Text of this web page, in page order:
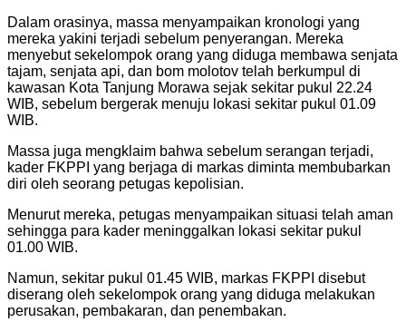
Dalam orasinya, massa menyampaikan kronologi yang
mereka yakini terjadi sebelum penyerangan. Mereka
menyebut sekelompok orang yang diduga membawa senjata
tajam, senjata api, dan bom molotov telah berkumpul di
kawasan Kota Tanjung Morawa sejak sekitar pukul 22.24
WIB, sebelum bergerak menuju lokasi sekitar pukul 01.09
WIB.
Massa juga mengklaim bahwa sebelum serangan terjadi,
kader FKPPI yang berjaga di markas diminta membubarkan
diri oleh seorang petugas kepolisian.
Menurut mereka, petugas menyampaikan situasi telah aman
sehingga para kader meninggalkan lokasi sekitar pukul
01.00 WIB.
Namun, sekitar pukul 01.45 WIB, markas FKPPI disebut
diserang oleh sekelompok orang yang diduga melakukan
perusakan, pembakaran, dan penembakan.